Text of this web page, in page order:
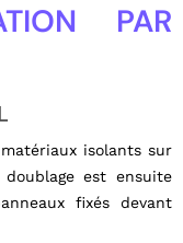
PAR
isolants sur
est ensuite
fixés devant